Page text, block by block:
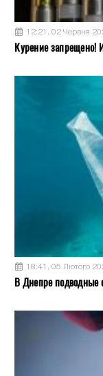
12:21, 02 Червня
Курение запрещено!
18:41, 05 Лютого
В Днепре подводные